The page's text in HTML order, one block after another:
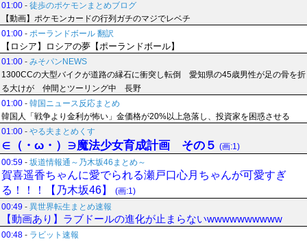
01:00 - 徒歩のポケモンまとめブログ
【動画】ポケモンカードの行列ガチのマジでレベチ
01:00 - ポーランドボール 翻訳
【ロシア】ロシアの夢【ポーランドボール】
01:00 - みそパンNEWS
1300CCの大型バイクが道路の縁石に衝突し転倒 愛知県の45歳男性が足の骨を折
る大けが 仲間とツーリング中 長野
01:00 - 韓国ニュース反応まとめ
韓国人「戦争より金利が怖い」金価格が20%以上急落し、投資家を困惑させる
01:00 - やる夫まとめくす
∈（・ω・）∋魔法少女育成計画 その５ (画:1)
00:59 - 坂道情報通～乃木坂46まとめ～
賀喜遥香ちゃんに愛でられる瀬戸口心月ちゃんが可愛すぎ
る！！！【乃木坂46】
(画:1)
00:49 - 異世界転生まとめ速報
【動画あり】ラブドールの進化が止まらないwwwwwwwwww
00:48 - ラビット速報